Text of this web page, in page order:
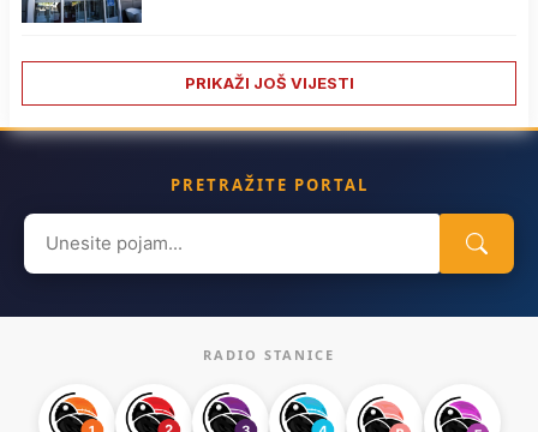
PRIKAŽI JOŠ VIJESTI
PRETRAŽITE PORTAL
Search
for:
RADIO STANICE